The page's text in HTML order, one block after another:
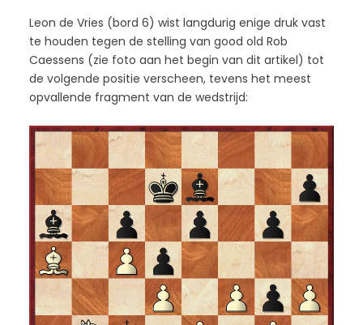
Leon de Vries (bord 6) wist langdurig enige druk vast
te houden tegen de stelling van good old Rob
Caessens (zie foto aan het begin van dit artikel) tot
de volgende positie verscheen, tevens het meest
opvallende fragment van de wedstrijd: